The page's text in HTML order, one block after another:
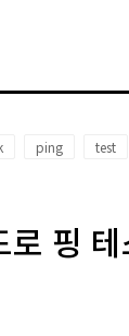
ping test
로 핑